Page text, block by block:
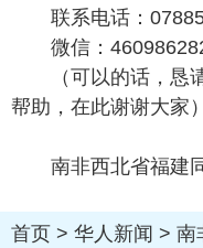
联系电话：
微信：
（可以的话，
帮助，在此谢谢大家）
南非西北省福建
首页 > 华人新闻 > 南